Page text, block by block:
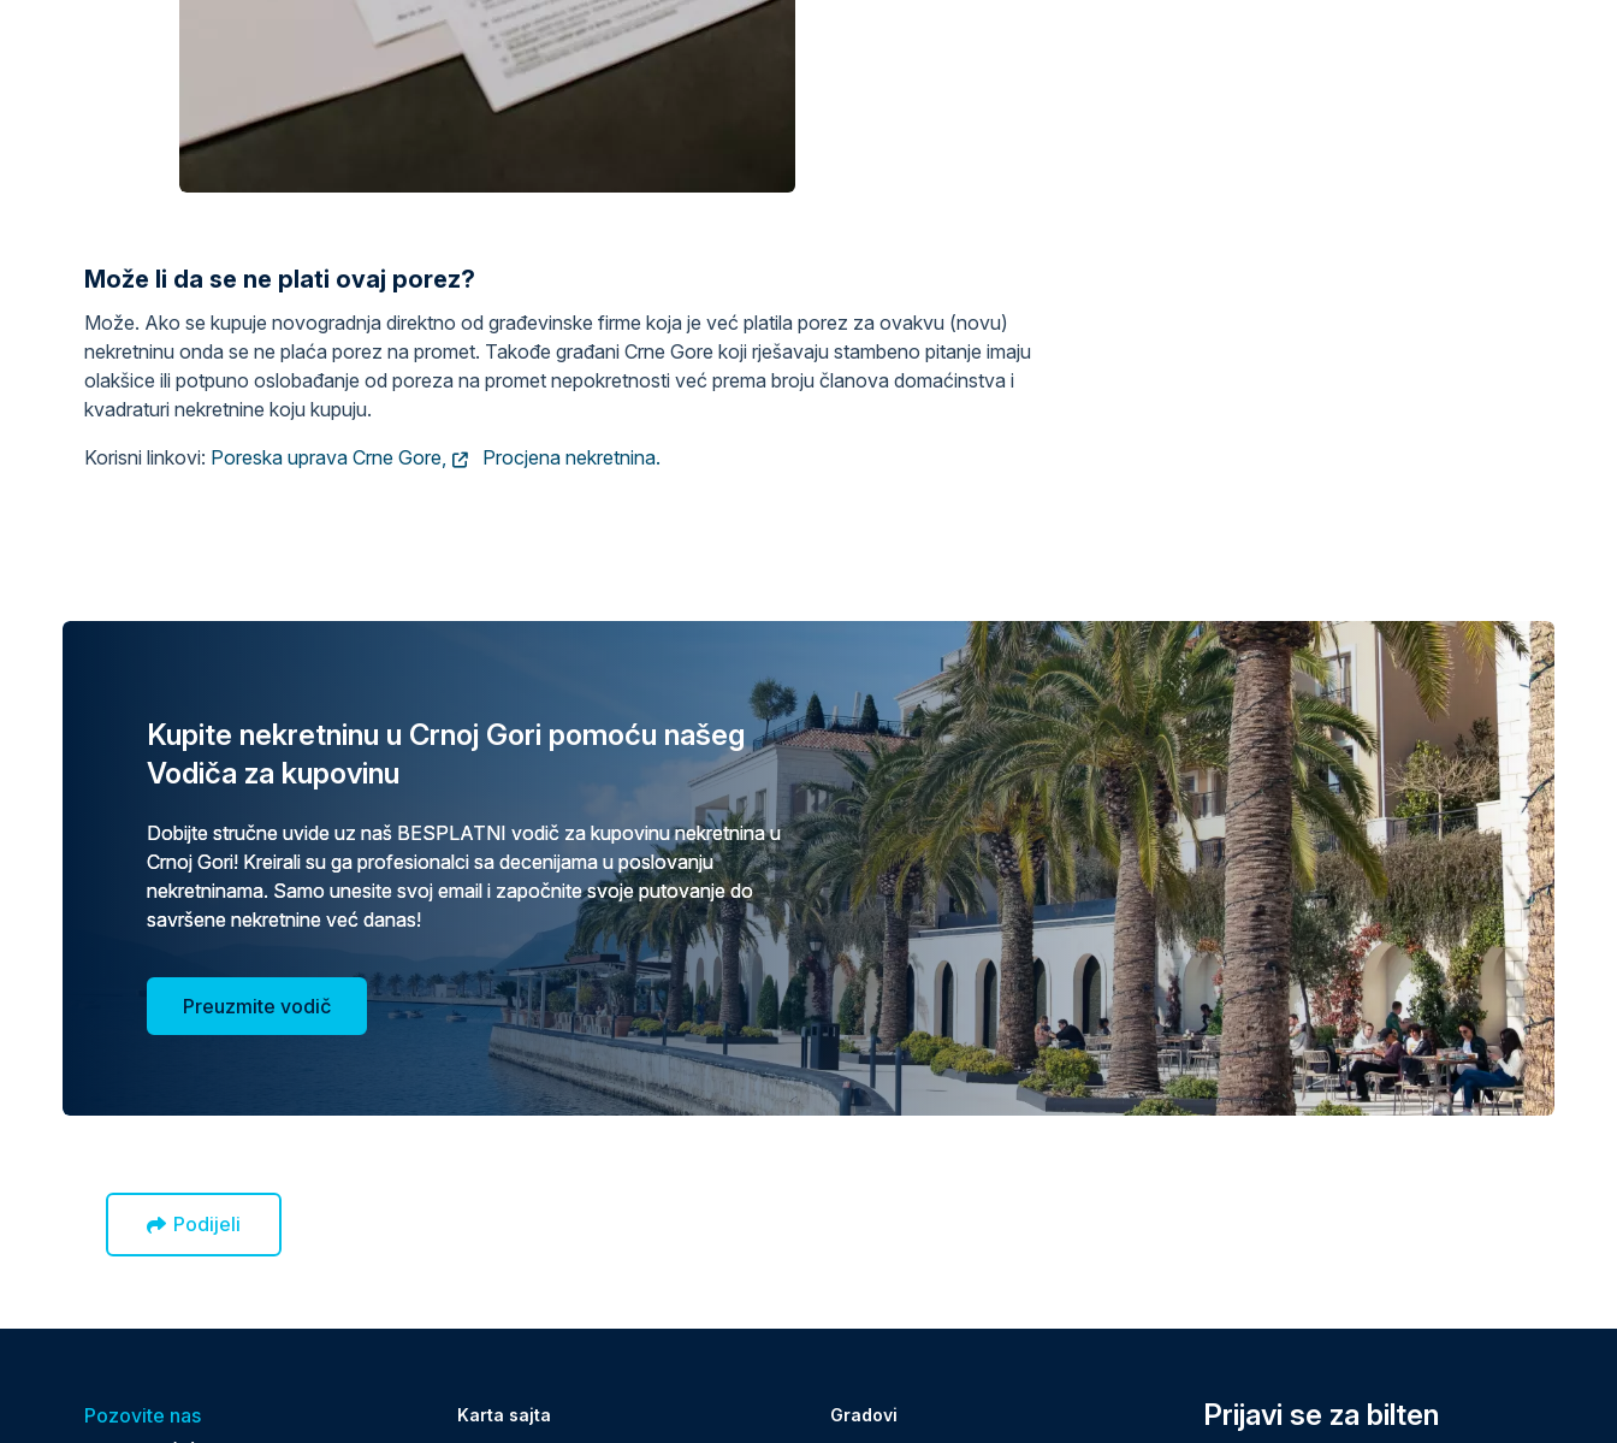
Može li da se ne plati ovaj porez?
Može. Ako se kupuje novogradnja direktno od građevinske firme koja je već platila porez za ovakvu (novu)
nekretninu onda se ne plaća porez na promet. Takođe građani Crne Gore koji rješavaju stambeno pitanje imaju
olakšice ili potpuno oslobađanje od poreza na promet nepokretnosti već prema broju članova domaćinstva i
kvadraturi nekretnine koju kupuju.
Korisni linkovi: Poreska uprava Crne Gore, Procjena nekretnina.
Kupite nekretninu u Crnoj Gori pomoću našeg
Vodiča za kupovinu
Dobijte stručne uvide uz naš BESPLATNI vodič za kupovinu nekretnina u
Crnoj Gori! Kreirali su ga profesionalci sa decenijama u poslovanju
nekretninama. Samo unesite svoj email i započnite svoje putovanje do
savršene nekretnine već danas!
Preuzmite vodič
Podijeli
Pozovite nas
Karta sajta Gradovi Prijavi se za bilten